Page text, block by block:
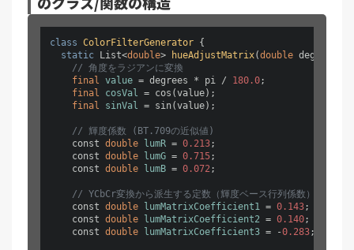
class ColorFilterGenerator {
static List<double> hueAdjustMatrix(double degrees)
// 角度をラジアンに変換
final
value = degrees * pi / 180.0 ;
final
cosVal = cos(value);
final
sinVal = sin(value);
// 輝度係数 (BT.709の近似値)
    const
double lumR = 0.213 ;
    const
double lumG = 0.715 ;
    const
double lumB = 0.072 ;
// YCbCr変換から派生する定数（輝度ベース行列係数）
    const
double lumMatrixCoefficient1 = 0.143 ;
    const
double lumMatrixCoefficient2 = 0.140 ;
    const
double lumMatrixCoefficient3 = -0.283 ;